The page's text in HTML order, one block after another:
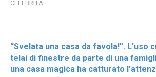
CELEBRITÀ
“Svelata una casa da favola!”. L’uso
telai di finestre da parte di una
una casa magica ha catturato